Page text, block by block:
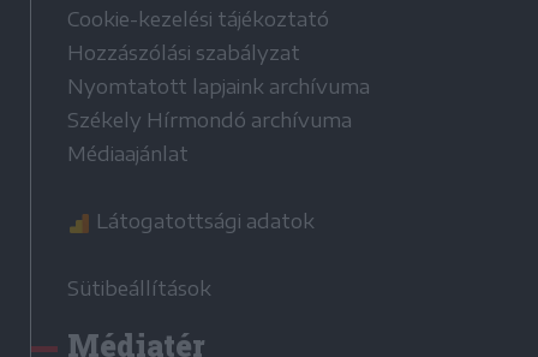
Cookie-kezelési tájékoztató
Hozzászólási szabályzat
Nyomtatott lapjaink archívuma
Székely Hírmondó archívuma
Médiaajánlat
Látogatottsági adatok
Sütibeállítások
Médiatér